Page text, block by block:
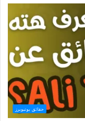
حقائق يوتيوبرز